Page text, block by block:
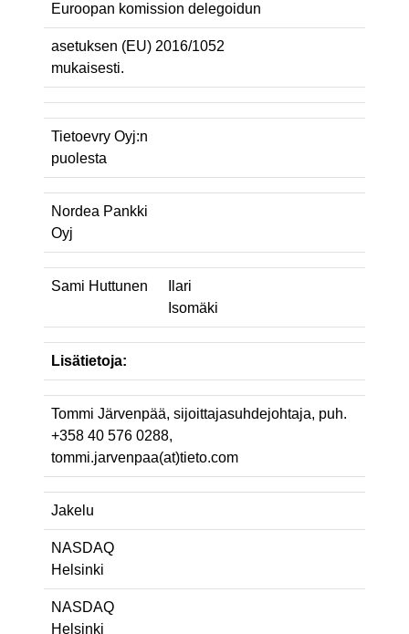
Euroopan komission delegoidun
asetuksen (EU) 2016/1052
mukaisesti.
Tietoevry Oyj:n
puolesta
Nordea Pankki
Oyj
Sami Huttunen
Ilari
Isomäki
Lisätietoja:
Tommi Järvenpää, sijoittajasuhdejohtaja, puh.
+358 40 576 0288,
tommi.jarvenpaa(at)tieto.com
Jakelu
NASDAQ
Helsinki
NASDAQ
Helsinki